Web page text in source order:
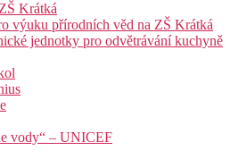
Krátká
výuku přírodních věd na ZŠ Krátká
jednotky pro odvětrávání kuchyně
vody“ – UNICEF